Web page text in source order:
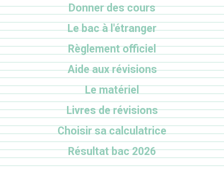
Donner des cours
Le bac à l'étranger
Règlement officiel
Aide aux révisions
Le matériel
Livres de révisions
Choisir sa calculatrice
Résultat bac 2026